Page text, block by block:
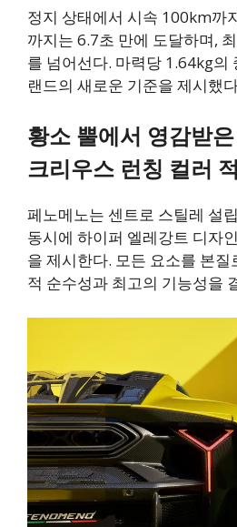
정지 상태에서 시속 100km까
까지는 6.7초 만에 도달하며,
를 넘어선다. 마력당 1.64kg의
랜드의 새로운 기준을 제시했
황소 뿔에서 영감받
크리우스 런칭 컬러
페노메노는 센트로 스틸레 설
동시에 하이퍼 엘레강트 디자
을 제시한다. 모든 요소를 본
적 순수성과 최고의 기능성을